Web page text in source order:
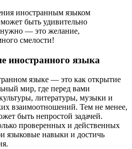
иностранным языком
быть удивительно
— это желание,
смелости!
иностранного языка
языке — это как открытие
мир, где перед вами
литературы, музыки и
взаимоотношений. Тем не менее,
быть непростой задачей.
проверенных и действенных
языковые навыки и достичь